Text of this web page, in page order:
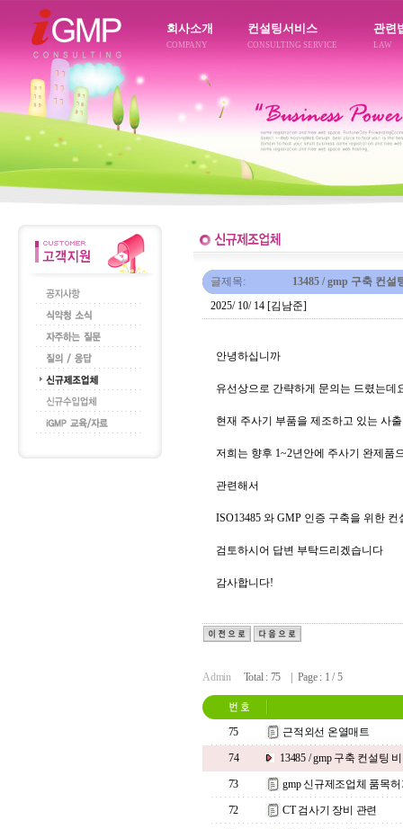
회사소개
COMPANY
컨설팅서비스
CONSULTING SERVICE
관련
LAW
글제목:
13485 / gmp 구축 컨설
2025/ 10/ 14 [김남준]
안녕하십니까
유선상으로 간략하게 문의는 드렸는데
현재 주사기 부품을 제조하고 있는 사
저희는 향후 1~2년안에 주사기 완제품
관련해서
ISO13485 와 GMP 인증 구축을 위한
검토하시어 답변 부탁드리겠습니다
감사합니다!
AdminTotal : 75 | Page : 1 / 5
75 근적외선 온열매트
74 13485 / gmp 구축 컨설팅
73 gmp 신규제조업체 품목
72 CT 검사기 장비 관련